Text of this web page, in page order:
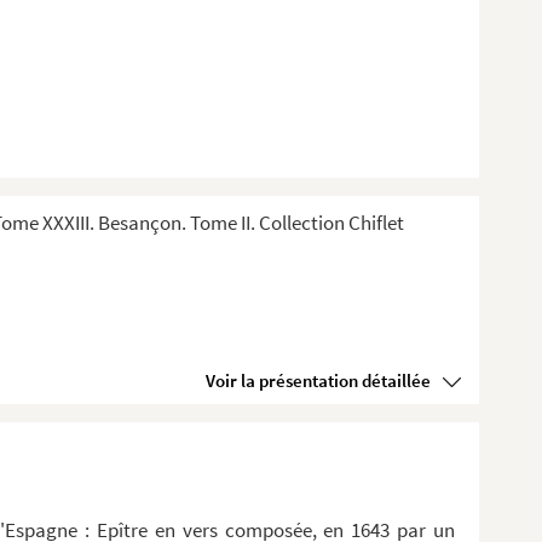
XXXIII. Besançon. Tome II. Collection Chiflet
Voir la présentation détaillée
: Epître en vers composée, en 1643 par un